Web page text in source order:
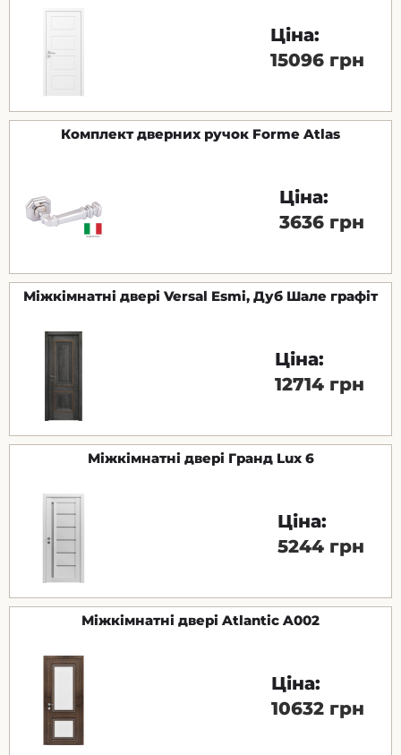
Ціна:
15096 грн
Комплект дверних ручок Forme Atlas
Ціна:
3636 грн
Міжкімнатні двері Versal Esmi, Дуб Шале графіт
Ціна:
12714 грн
Міжкімнатні двері Гранд Lux ​​6
Ціна:
5244 грн
Міжкімнатні двері Atlantic A002
Ціна:
10632 грн